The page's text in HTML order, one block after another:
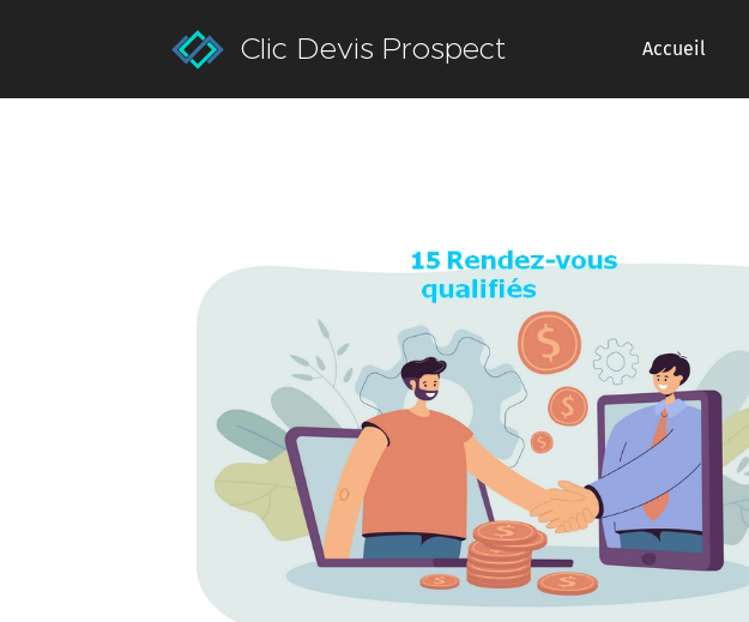
Clic Devis Prospect Accueil